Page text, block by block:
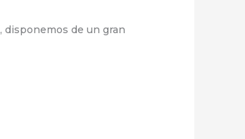
, disponemos de un gran